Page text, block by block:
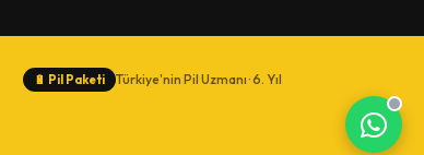
🔋 Pil Paketi Türkiye'nin Pil Uzmanı · 6. Yıl